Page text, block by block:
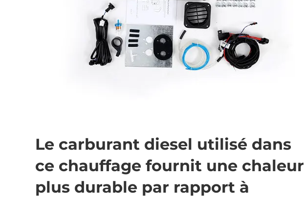
Le carburant diesel utilisé dans
ce chauffage fournit une chaleur
plus durable par rapport à